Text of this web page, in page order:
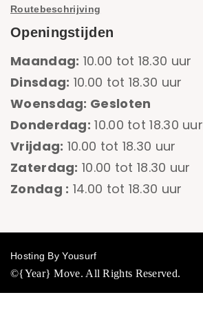
Routebeschrijving
Openingstijden
Maandag: 10.00 tot 18.30 uur
Dinsdag: 10.00 tot 18.30 uur
Woensdag: Gesloten
Donderdag: 10.00 tot 18.30 uur
Vrijdag: 10.00 tot 18.30 uur
Zaterdag: 10.00 tot 18.30 uur
Zondag : 14.00 tot 18.30 uur
©{Year} Move. All Rights Reserved.
Hosting By Yousurf